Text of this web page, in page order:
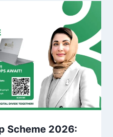
Scheme 2026: